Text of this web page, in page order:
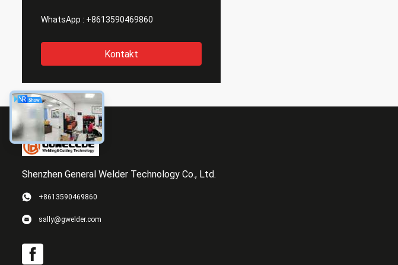
WhatsApp : +8613590469860
Kontakt
Shenzhen General Welder Technology Co., Ltd.
+8613590469860
sally@gwelder.com